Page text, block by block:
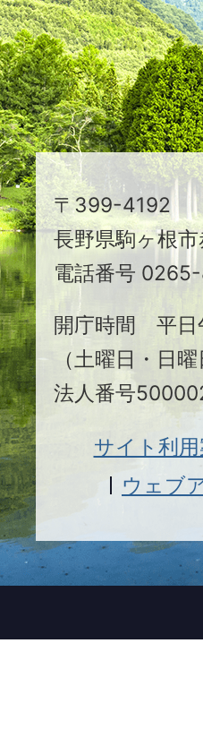
え
る
ま
ち
駒
ヶ
根
市
〒399-4192
長野県駒ヶ根
電話番号
開庁時間 平日
（土曜日・日
法人番号
サイト利用
ウェブ